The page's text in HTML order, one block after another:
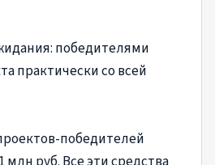
победителями
практически со всей
победителей